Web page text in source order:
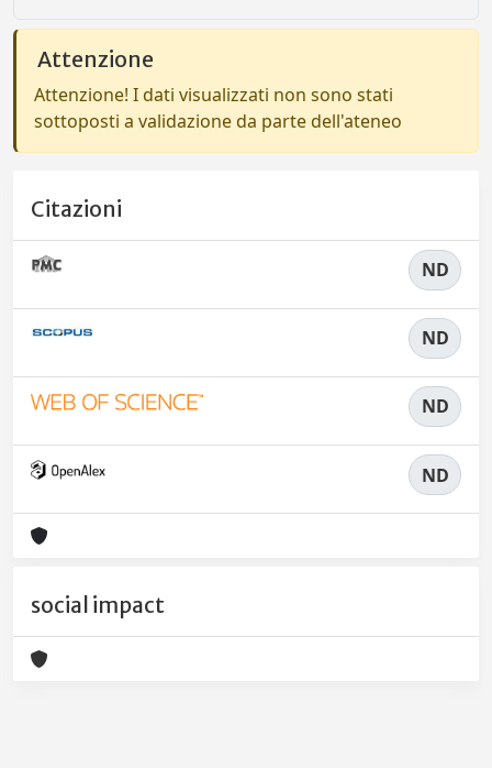
Attenzione
Attenzione! I dati visualizzati non sono stati
sottoposti a validazione da parte dell'ateneo
Citazioni
ND
ND
ND
ND
social impact